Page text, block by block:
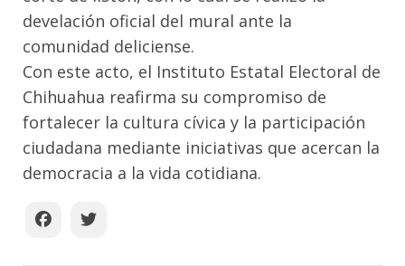
develación oficial del mural ante la
comunidad deliciense.
Con este acto, el Instituto Estatal Electoral de
Chihuahua reafirma su compromiso de
fortalecer la cultura cívica y la participación
ciudadana mediante iniciativas que acercan la
democracia a la vida cotidiana.